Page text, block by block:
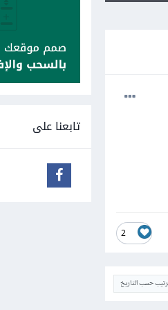
2
حسب التاريخ
تابعنا على